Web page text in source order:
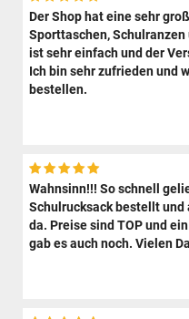
Der Shop hat eine sehr
Sporttaschen,
ist sehr einfach und der
Ich bin sehr zufrieden und
bestellen.
Wahnsinn!!! So schnell
Schulrucksack bestellt und
da. Preise sind TOP und
gab es auch noch. Vielen